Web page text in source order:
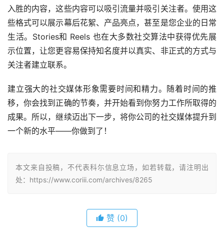
入胜的内容，这些内容可以吸引流量并吸引关注者。使用这
些格式可以展示幕后花絮、产品亮点，甚至是您企业的日常
生活。Stories和 Reels 也在大多数社交算法中获得优先展
示位置，让您更容易保持知名度并以真实、非正式的方式与
关注者建立联系。
建立强大的社交媒体形象需要时间和精力。随着时间的推
移，你会找到正确的节奏，并开始看到你努力工作所取得的
成果。所以，继续迈出下一步，将你公司的社交媒体提升到
一个新的水平——你做到了！
本文来自投稿，不代表科尓信息立场，如若转载，请注明出
处：https://www.coriii.com/archives/8265
赞 (0)